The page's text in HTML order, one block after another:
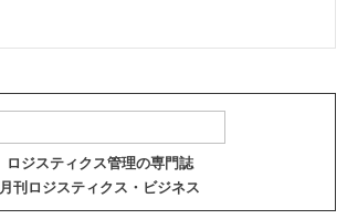
ロジスティクス管理の専門誌
月刊ロジスティクス・ビジネス